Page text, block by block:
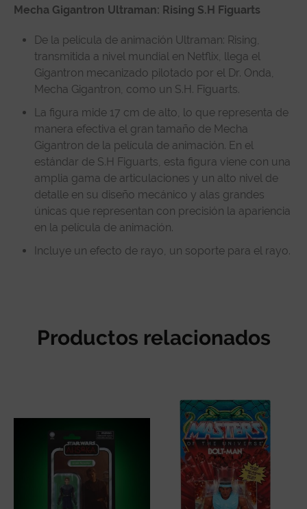
Especificaciones técnicas
Reseñas de clientes
Mecha Gigantron Ultraman: Rising S.H Figuarts
De la película de animación Ultraman: Rising,
transmitida a nivel mundial en Netflix, llega el
Gigantron mecanizado pilotado por el Dr. Onda,
Mecha Gigantron, como un S.H. Figuarts.
La figura mide 17 cm de alto, lo que representa de
manera efectiva el gran tamaño de Mecha
Gigantron de la película de animación. En el
estándar de S.H Figuarts, esta figura viene con una
amplia gama de articulaciones y un alto nivel de
detalle en su diseño mecánico y alas grandes
únicas que representan con precisión la apariencia
en la película de animación.
Incluye un efecto de rayo, un soporte para el rayo.
Productos relacionados